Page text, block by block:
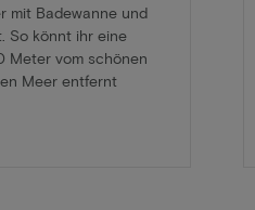
mit Badewanne und
So könnt ihr eine
Meter vom schönen
Meer entfernt